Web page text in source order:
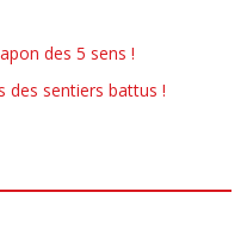
des 5 sens !
des sentiers battus !